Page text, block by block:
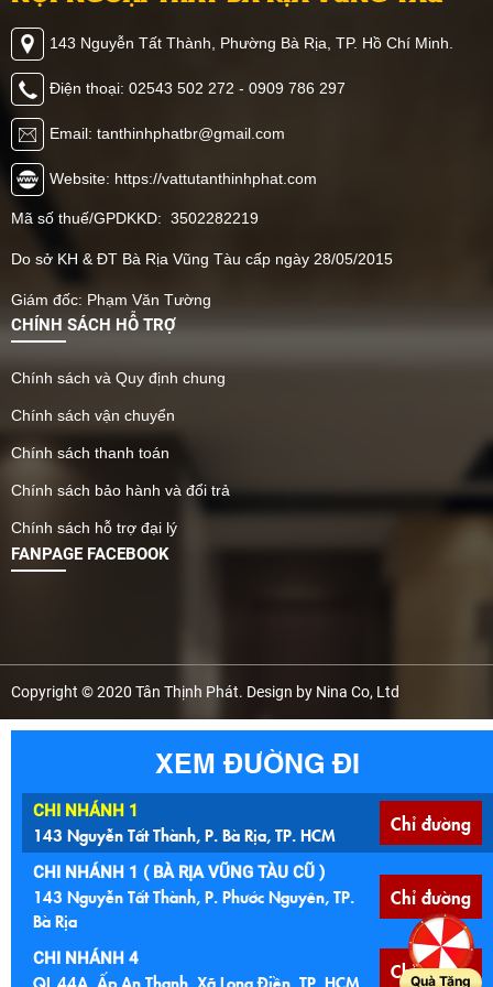
143 Nguyễn Tất Thành, Phường Bà Rịa, TP. Hồ Chí Minh.
Điện thoại: 02543 502 272 - 0909 786 297
Email: tanthinhphatbr@gmail.com
Website: https://vattutanthinhphat.com
Mã số thuế/GPDKKD: 3502282219
Do sở KH & ĐT Bà Rịa Vũng Tàu cấp ngày 28/05/2015
Giám đốc: Phạm Văn Tường
CHÍNH SÁCH HỖ TRỢ
Chính sách và Quy định chung
Chính sách vận chuyển
Chính sách thanh toán
Chính sách bảo hành và đổi trả
Chính sách hỗ trợ đại lý
FANPAGE FACEBOOK
Copyright © 2020 Tân Thịnh Phát. Design by Nina Co, Ltd
XEM ĐƯỜNG ĐI
CHI NHÁNH 1
143 Nguyễn Tất Thành, P. Bà Rịa, TP. HCM Chỉ đường
CHI NHÁNH 1 ( BÀ RỊA VŨNG TÀU CŨ )
143 Nguyễn Tất Thành, P. Phước Nguyên, TP.
Bà Rịa
Chỉ đường
CHI NHÁNH 4
QL 44A, Ấp An Thạnh, Xã Long Điền, TP. HCM Chỉ đường
Quà Tặng